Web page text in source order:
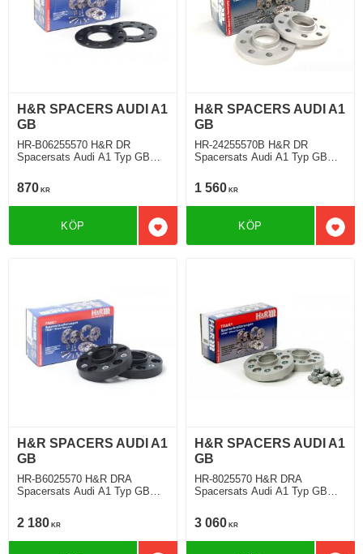
H&R SPACERS AUDI A1
GB
HR-B06255570 H&R DR
Spacersats Audi A1 Typ GB
870 KR
Lägg till i favoriter
KÖP
H&R SPACERS AUDI A1
GB
HR-24255570B H&R DR
Spacersats Audi A1 Typ GB
1 560 KR
KÖP
H&R SPACERS AUDI A1
GB
HR-B6025570 H&R DRA
Spacersats Audi A1 Typ GB
2 180 KR
H&R SPACERS AUDI A1
GB
HR-8025570 H&R DRA
Spacersats Audi A1 Typ GB
3 060 KR